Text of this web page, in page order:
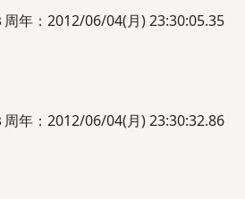
年：2012/06/04(月) 23:30:05.35
年：2012/06/04(月) 23:30:32.86